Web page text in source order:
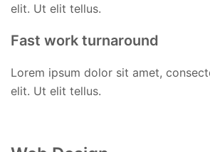
elit. Ut elit tellus.
Fast work turnaround
Lorem ipsum dolor sit amet,
elit. Ut elit tellus.